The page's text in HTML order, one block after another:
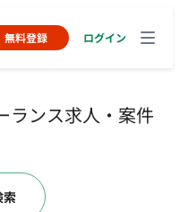
無料登録 ログイン
ランス求人・案件
索